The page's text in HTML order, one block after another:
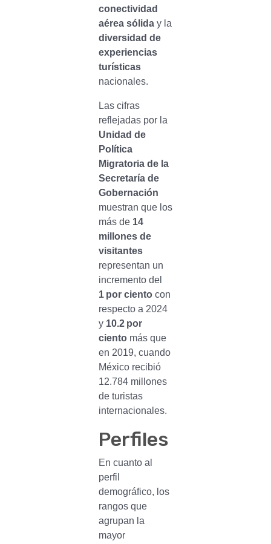
conectividad
aérea sóliday la
diversidad de
experiencias
turísticas
nacionales.
Las cifras
reflejadas por la
Unidad de
Política
Migratoria de la
Secretaría de
Gobernación
muestran que los
más de 14
millones de
visitantes
representan un
incremento del
1 por cientocon
respecto a 2024
y 10.2 por
cientomás que
en 2019, cuando
México recibió
12.784 millones
de turistas
internacionales.
Perfiles
En cuanto al
perfil
demográfico, los
rangos que
agrupan la
mayor